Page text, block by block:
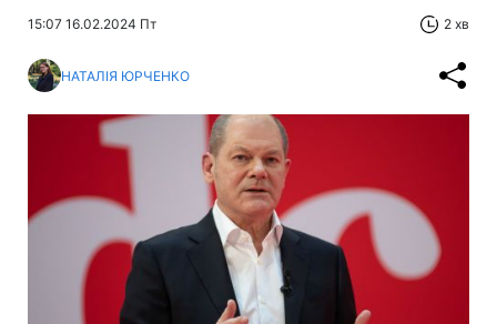
15:07 16.02.2024 Пт 2 хв
НАТАЛІЯ ЮРЧЕНКО